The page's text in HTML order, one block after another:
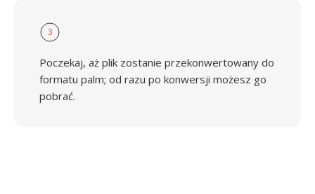
3
Poczekaj, aż plik zostanie przekonwertowany do
formatu palm; od razu po konwersji możesz go
pobrać.